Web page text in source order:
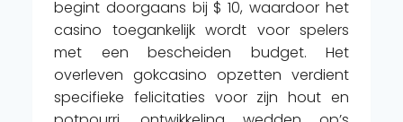
begint doorgaans bij $ 10, waardoor het
casino toegankelijk wordt voor spelers
met een bescheiden budget. Het
overleven gokcasino opzetten verdient
specifieke felicitaties voor zijn hout en